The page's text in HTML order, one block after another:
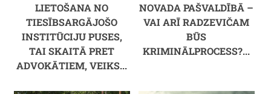
LIETOŠANA NO
TIESĪBSARGĀJOŠO
INSTITŪCIJU PUSES,
TAI SKAITĀ PRET
ADVOKĀTIEM, VEIKS...
NOVADA PAŠVALDĪBĀ –
VAI ARĪ RADZEVIČAM
BŪS
KRIMINĀLPROCESS?...